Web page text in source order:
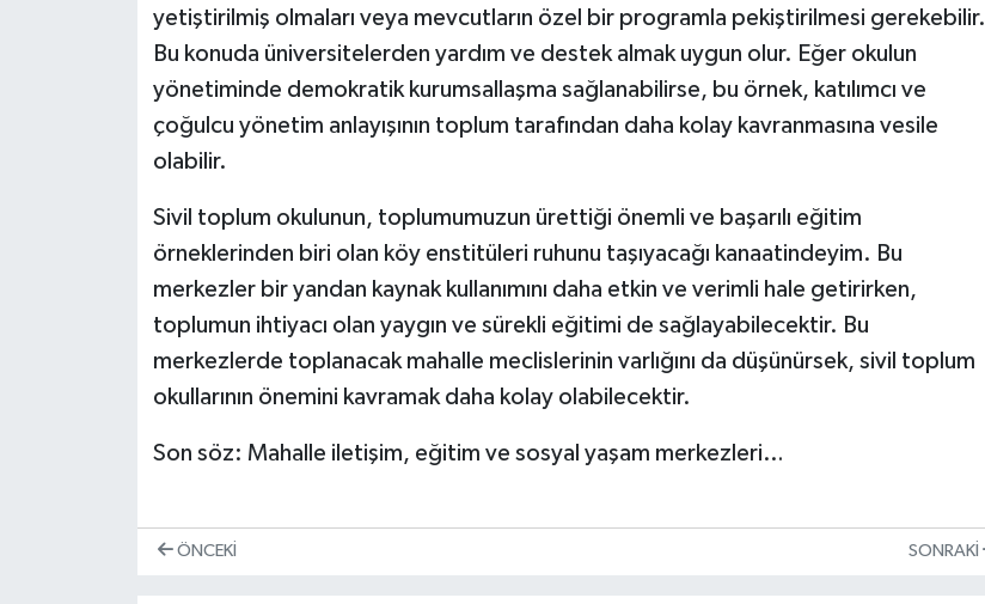
yetiştirilmiş olmaları veya mevcutların özel bir programla pekiştirilmesi gerekebilir.
Bu konuda üniversitelerden yardım ve destek almak uygun olur. Eğer okulun
yönetiminde demokratik kurumsallaşma sağlanabilirse, bu örnek, katılımcı ve
çoğulcu yönetim anlayışının toplum tarafından daha kolay kavranmasına vesile
olabilir.
Sivil toplum okulunun, toplumumuzun ürettiği önemli ve başarılı eğitim
örneklerinden biri olan köy enstitüleri ruhunu taşıyacağı kanaatindeyim. Bu
merkezler bir yandan kaynak kullanımını daha etkin ve verimli hale getirirken,
toplumun ihtiyacı olan yaygın ve sürekli eğitimi de sağlayabilecektir. Bu
merkezlerde toplanacak mahalle meclislerinin varlığını da düşünürsek, sivil toplum
okullarının önemini kavramak daha kolay olabilecektir.
Son söz: Mahalle iletişim, eğitim ve sosyal yaşam merkezleri…
ÖNCEKI SONRAKI